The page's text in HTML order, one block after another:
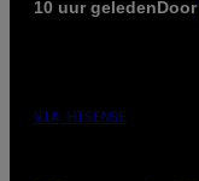
10 uur geledenDoor
VIA HISENSE